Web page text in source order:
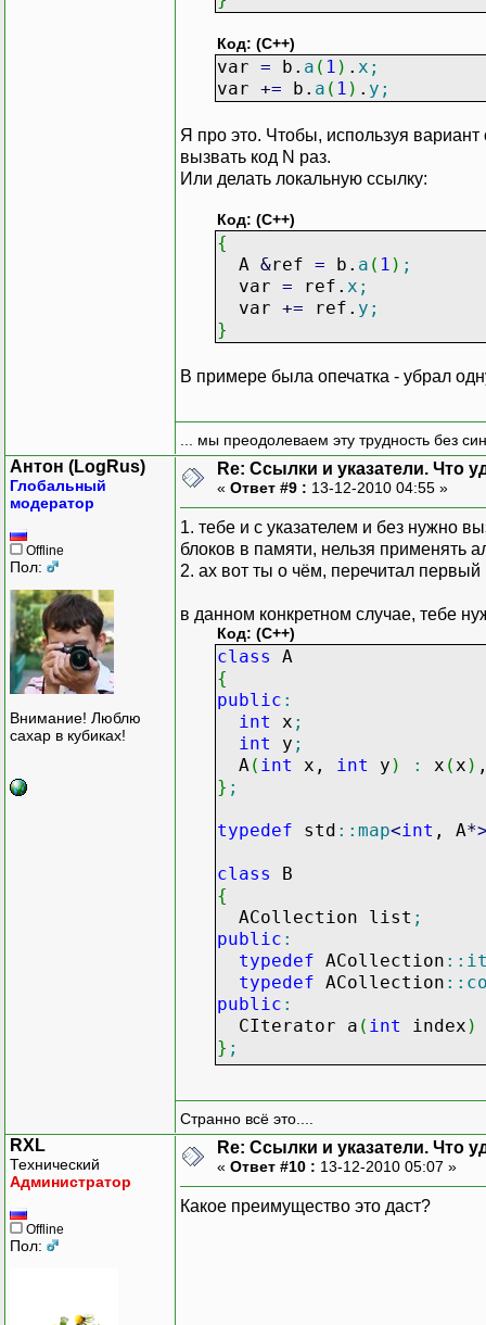
Код: (C++)
var = b. a ( 1 ) . x ;
var += b. a ( 1 ) . y ;
Я про это. Чтобы, используя
вызвать код N раз.
Или делать локальную ссылку:
Код: (C++)
{
A &ref = b. a ( 1 ) ;
var = ref. x ;
var += ref. y ;
}
В примере была опечатка - убрал
... мы преодолеваем эту трудность без
Антон (LogRus)
Глобальный
модератор
Offline
Пол:
Внимание! Люблю
сахар в кубиках!
Re: Ссылки и указатели. Что
« Ответ #9 : 13-12-2010 04:55 »
1. тебе и с указателем и без нужно
блоков в памяти, нельзя применять
2. ах вот ты о чём, перечитал
в данном конкретном случае, тебе
Код: (C++)
class
A
{
public :
int
x ;
int
y ;
A ( int x, int y ) : x ( x )
} ;
typedef std :: map<int , A*
class
B
{
ACollection list ;
public :
typedef ACollection ::
typedef ACollection ::
public :
CIterator a ( int index )
} ;
{
returnlist.find(index
}
Странно всё это....
RXL
Технический
Администратор
Offline
Пол:
Re: Ссылки и указатели. Что
« Ответ #10 : 13-12-2010 05:07 »
Какое преимущество это даст?